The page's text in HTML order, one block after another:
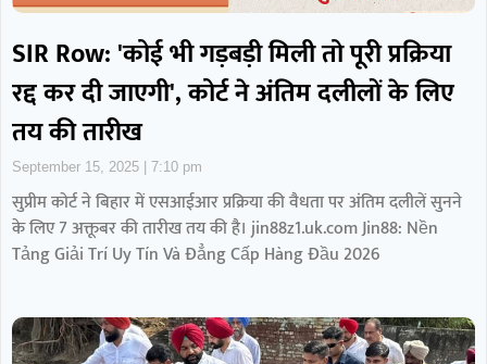
SIR Row: 'कोई भी गड़बड़ी मिली तो पूरी प्रक्रिया
रद्द कर दी जाएगी', कोर्ट ने अंतिम दलीलों के लिए
तय की तारीख
September 15, 2025 7:10 pm
सुप्रीम कोर्ट ने बिहार में एसआईआर प्रक्रिया की वैधता पर अंतिम दलीलें सुनने
के लिए 7 अक्तूबर की तारीख तय की है। jin88z1.uk.com Jin88: Nền
Tảng Giải Trí Uy Tín Và Đẳng Cấp Hàng Đầu 2026